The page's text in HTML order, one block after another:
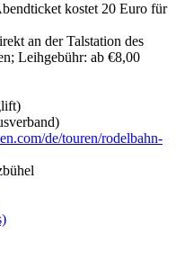
kostet 20 Euro für
an der Talstation des
Leihgebühr: ab €8,00
de/touren/rodelbahn-